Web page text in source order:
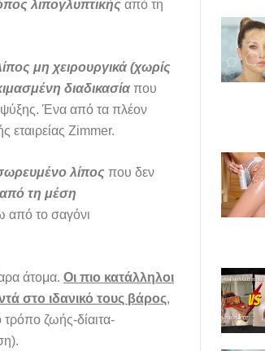
λιπογλυπτικής από τη
μη χειρουργικά (χωρίς
διαδικασίαπου
ψύξης. Ένα από τα πλέον
εταιρείας Zimmer.
λίπος που δεν
τη μέση
από το σαγόνι
άτομα. Οι πιο κατάλληλοι
στο ιδανικό τους βάρος,
τρόπο ζωής-δίαιτα-